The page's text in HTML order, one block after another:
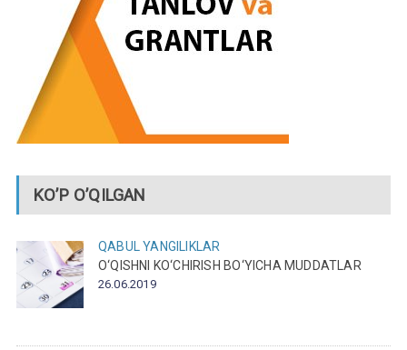
KO’P O’QILGAN
QABUL
YANGILIKLAR
O‘QISHNI KO‘CHIRISH BO‘YICHA MUDDATLAR
26.06.2019